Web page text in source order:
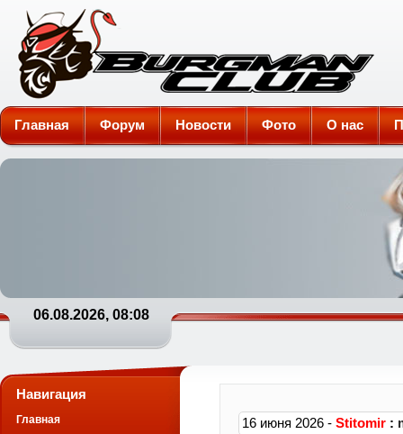
Burgman-Club
Главная Форум Новости Фото О нас
06.08.2026, 08:08
Навигация
Главная